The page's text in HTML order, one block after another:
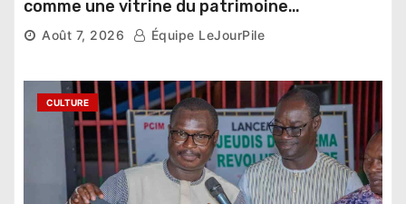
comme une vitrine du patrimoine
pharaonique auprès des dirigeants
étrangers
Août 7, 2026 Équipe LeJourPile
CULTURE